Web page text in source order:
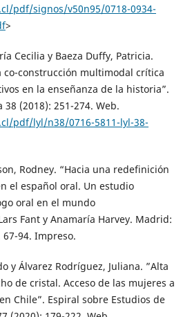
pdf/signos/v50n95/0718-0934-
>
Cecilia y Baeza Duffy, Patricia.
co-construcción multimodal crítica
en la enseñanza de la historia”.
(2018): 251-274. Web.
pdf/lyl/n38/0716-5811-lyl-38-
Rodney. “Hacia una redefinición
el español oral. Un estudio
oral en el mundo
Fant y Anamaría Harvey. Madrid:
94. Impreso.
y Álvarez Rodríguez, Juliana. ”Alta
de cristal. Acceso de las mujeres a
Chile”. Espiral sobre Estudios de